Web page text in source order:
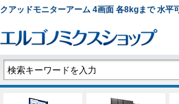
クアッドモニターアーム 4画面 各8kgまで 水